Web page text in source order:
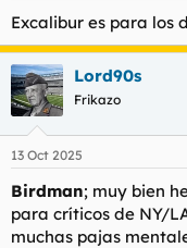
Excalibur es para los
Lord90s
Frikazo
13 Oct 2025
Birdman; muy bien
para críticos de NY/
muchas pajas